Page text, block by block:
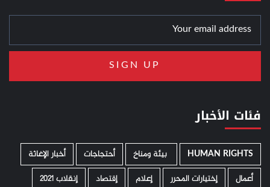
فئات الأخبار
HUMAN RIGHTS ­ بيئة ومناخ أحتجاجات
أخبار الإغاثة
أعمال
إختيارات المحرر إعلام إقتصاد
إنقلاب 2021